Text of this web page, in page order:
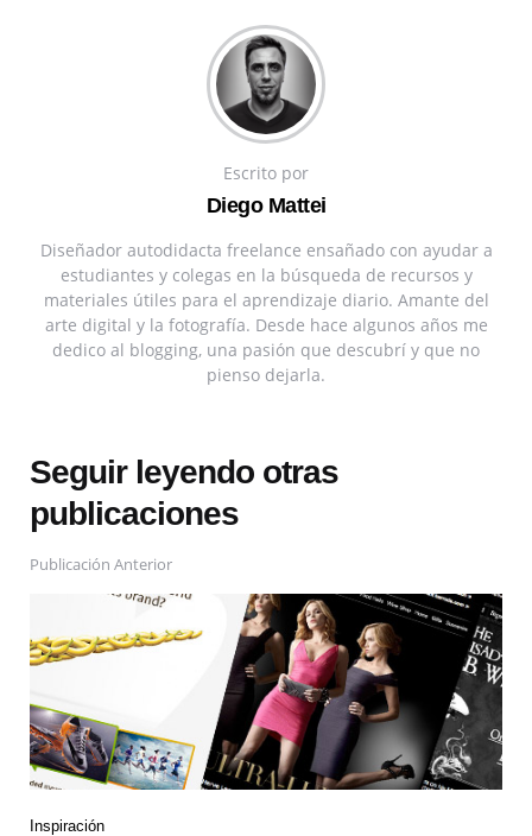
Escrito por
Diego Mattei
Diseñador autodidacta freelance ensañado con ayudar a
estudiantes y colegas en la búsqueda de recursos y
materiales útiles para el aprendizaje diario. Amante del
arte digital y la fotografía. Desde hace algunos años me
dedico al blogging, una pasión que descubrí y que no
pienso dejarla.
Seguir leyendo otras
publicaciones
Publicación Anterior
Inspiración